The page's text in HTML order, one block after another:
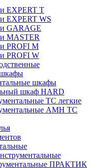
EXPERT T
EXPERT WS
GARAGE
MASTER
PROFI M
PROFI W
шкафы
шкаф HARD
ТС легкие
AMH TC
ПРАКТИК